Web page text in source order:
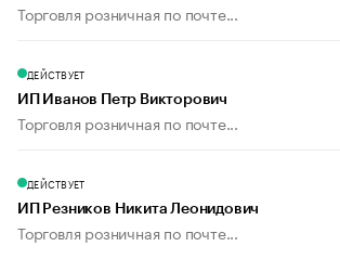
Торговля розничная по почте...
ДЕЙСТВУЕТ
ИП Иванов Петр Викторович
Торговля розничная по почте...
ДЕЙСТВУЕТ
ИП Резников Никита Леонидович
Торговля розничная по почте...